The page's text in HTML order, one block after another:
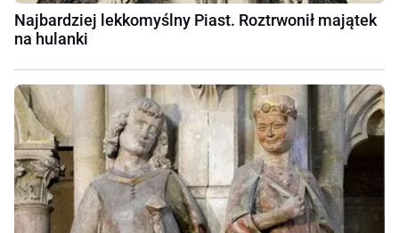
Najbardziej lekkomyślny Piast. Roztrwonił majątek
na hulanki